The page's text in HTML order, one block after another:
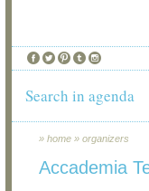
Search in agenda
» home » organizers
Accademia